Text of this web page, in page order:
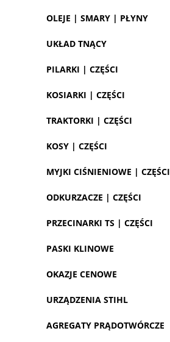
OLEJE | SMARY | PŁYNY
UKŁAD TNĄCY
PILARKI | CZĘŚCI
KOSIARKI | CZĘŚCI
TRAKTORKI | CZĘŚCI
KOSY | CZĘŚCI
MYJKI CIŚNIENIOWE | CZĘŚCI
ODKURZACZE | CZĘŚCI
PRZECINARKI TS | CZĘŚCI
PASKI KLINOWE
OKAZJE CENOWE
URZĄDZENIA STIHL
AGREGATY PRĄDOTWÓRCZE